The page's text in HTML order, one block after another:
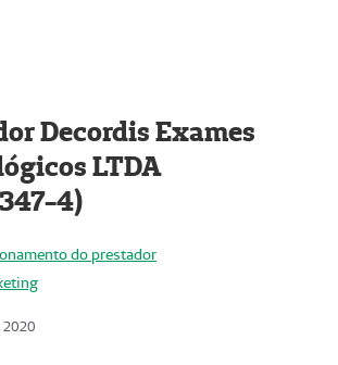
Decordis Exames
LTDA
4)
do prestador
2020